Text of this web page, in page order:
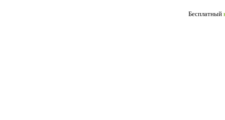
Бесплатный